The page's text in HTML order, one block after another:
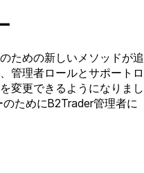
ための新しいメソッドが追
管理者ロールとサポートロ
変更できるようになりまし
ためにB2Trader管理者に